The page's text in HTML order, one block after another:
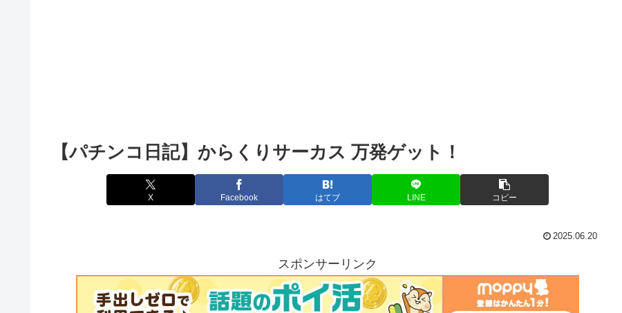
【パチンコ日記】からくりサーカス 万発ゲット！
X Facebook はてブ LINE コピー
2025.06.20
スポンサーリンク